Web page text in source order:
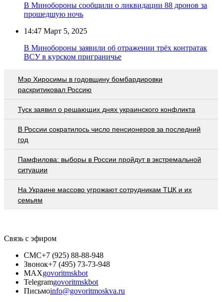
В Минобороны сообщили о ликвидации 88 дронов за
прошедшую ночь
14:47 Март 5, 2025
В Минобороны заявили об отражении трёх контратак
ВСУ в курском приграничье
Мэр Хиросимы в годовщину бомбардировки
раскритиковал Россию
Туск заявил о решающих днях украинского конфликта
В России сократилось число пенсионеров за последний
год
Памфилова: выборы в России пройдут в экстремальной
ситуации
На Украине массово угрожают сотрудникам ТЦК и их
семьям
Связь с эфиром
СМС+7 (925) 88-88-948
Звонок+7 (495) 73-73-948
MAXgovoritmskbot
Telegramgovoritmskbot
Письмоinfo@govoritmoskva.ru